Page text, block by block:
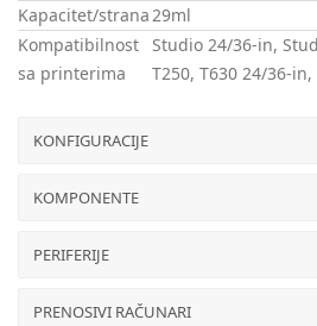
Kapacitet/strana29ml
Kompatibilnost
sa printerima
Studio 24/36-in,
T250, T630 24/36-
KONFIGURACIJE
KOMPONENTE
PERIFERIJE
PRENOSIVI RAČUNARI